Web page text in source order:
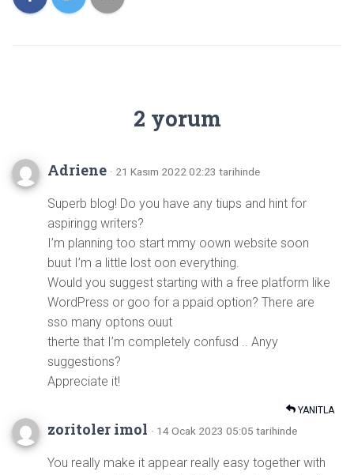
2 yorum
Adriene · 21 Kasım 2022 02:23 tarihinde
Superb blog! Do you have any tiups and hint for
aspiringg writers?
I’m planning too start mmy oown website soon
buut I’m a little lost oon everything.
Would you suggest starting with a free platform like
WordPress or goo for a ppaid option? There are
sso many optons ouut
therte that I’m completely confusd .. Anyy
suggestions?
Appreciate it!
YANITLA
zoritoler imol · 14 Ocak 2023 05:05 tarihinde
You really make it appear really easy together with